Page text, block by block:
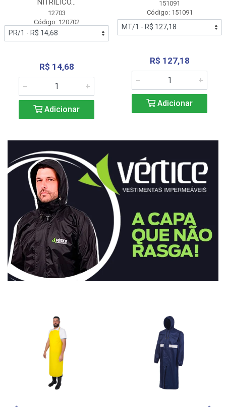
NITRÍLICO...
12703
Código: 120702
R$ 14,68
Adicionar
151091
Código: 151091
R$ 127,18
Adicionar